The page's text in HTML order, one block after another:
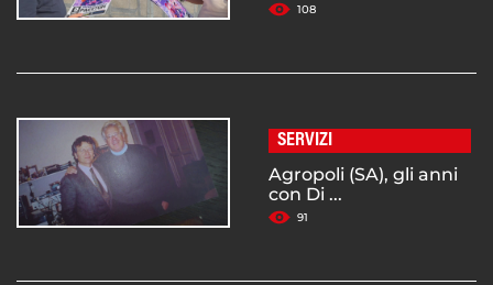
108
SERVIZI
Agropoli (SA), gli anni
con Di ...
91